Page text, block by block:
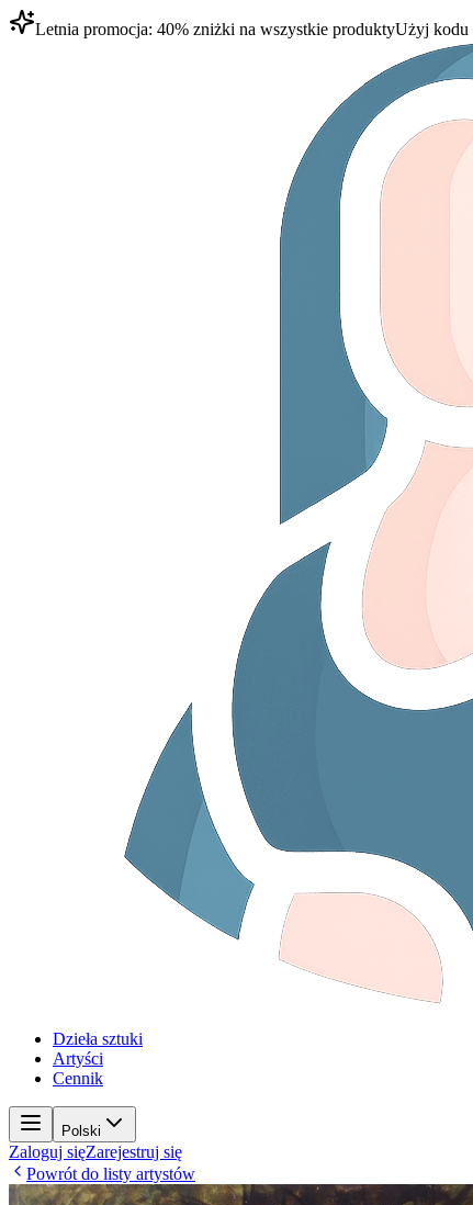
Letnia promocja: 40% zniżki na wszystkie produktyUżyj kodu
Dzieła sztuki
Artyści
Cennik
Polski
Zaloguj sięZarejestruj się
Powrót do listy artystów